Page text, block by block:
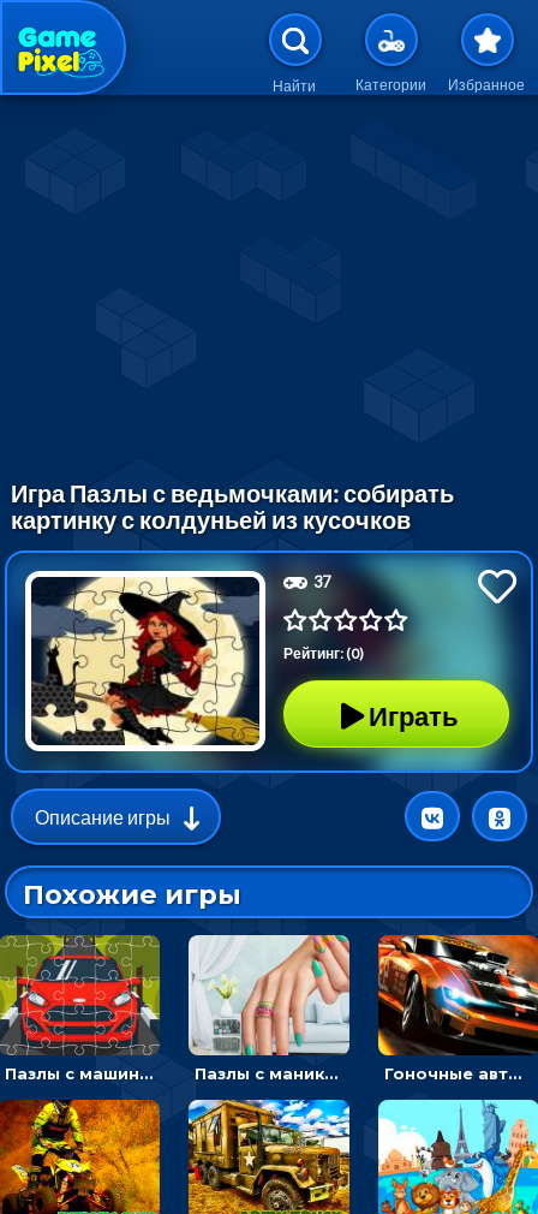
Перейти к основному
Найти Категории Избранное
Игра Пазлы с ведьмочками: собирать
картинку с колдуньей из кусочков
37
Рейтинг: (0)
Играть
Описание игры
Похожие игры
Пазлы с машинами Форд: собирать картинки и открывать новые Пазлы с маникюром: собери идеальный рисунок для ногтей Гоночные авто в пазлах: разбей картинку и собери снова